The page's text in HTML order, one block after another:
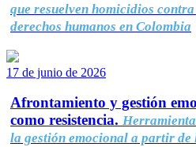
que resuelven homicidios
derechos humanos en Colombia
17 de junio de 2026
Afrontamiento y gestión
como resistencia.
la gestión emocional a partir de